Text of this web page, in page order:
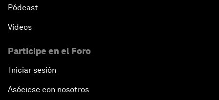
Pódcast
Vídeos
Participe en el Foro
Iniciar sesión
Asóciese con nosotros